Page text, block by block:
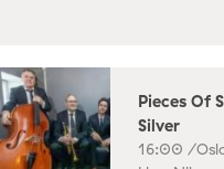
Pieces Of
Silver
16:00 /